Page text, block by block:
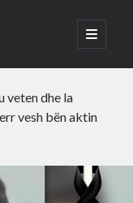
open
primary
veten dhe la
vesh bën aktin